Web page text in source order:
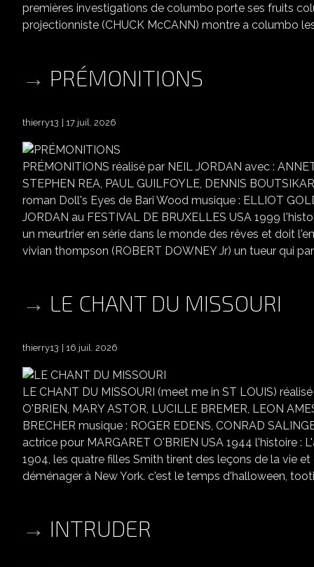
premières investigations de columbo porte ses fruits
projectionniste (CHUCK McCANN) montre a columbo
PRÉMONITIONS
thierry13 17 juil. 2026
PRÉMONITIONS réalisé par NEIL JORDAN avec :
STEPHEN REA, PAUL GUILFOYLE, DENNIS
roman Doll's Eyes de Bari Wood musique : ELLIOT
JORDAN au FESTIVAL DE BRUXELLES USA 1999
un meurtrier en série dans le monde des rêves et doit
vivian thompson (ROBERT DOWNEY Jr) un tueur qui
LE CHANT DU MISSOURI
thierry13 16 juil. 2026
LE CHANT DU MISSOURI (meet me in ST LOUIS)
O'BRIEN, MARY ASTOR, LUCILLE BREMER, LEON
BRECHER musique : ROGER EDENS, CONRAD
actrice pour MARGARET O'BRIEN USA 1944 l'histoire
1904, les quatre filles Smith tirent des leçons de la vie
déménager à New York. c'est le temps d'halloween,
INTRUDER